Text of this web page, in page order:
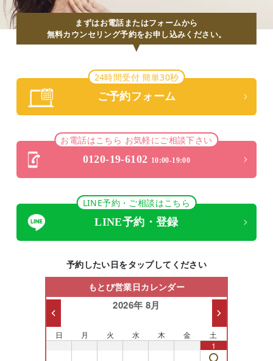
まずはお電話またはフォームから
無料カウンセリング予約をお申し込みください。
24時間受付 簡単30秒
ご予約フォーム
お電話はこちら お気軽にご相談下さい
0120-19-6102 10:00-19:00
LINE予約・ご相談はこちら
LINE予約・登録
予約したい日をタップしてください
もとび営業日カレンダー
2026年 8月
日 月 火 水 木 金 土
1